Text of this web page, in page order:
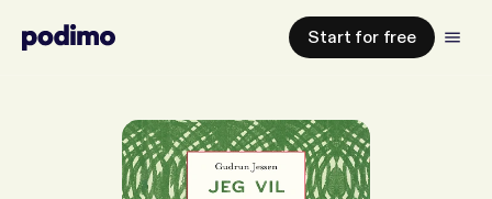
Start for free